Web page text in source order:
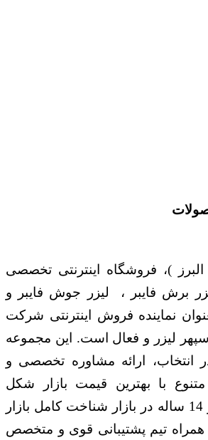
البرز )، فروشگاه اینترنتی تخصصی
برش فایبر ، لیزر جوش فایبر و
نماینده فروش اینترنتی شرکت
سپهر لیزر و فعال است. این مجموعه
انتخاب، ارائه مشاوره تخصصی و
با بهترین قیمت بازار شکل
گرفته است. حضور 14 ساله در بازار شناخت کامل بازار
همراه تیم پشتیبانی قوی و متخصص